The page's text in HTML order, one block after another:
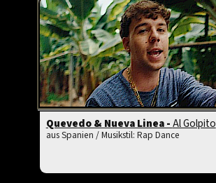
Quevedo & Nueva Linea -Al Golpito
aus Spanien / Musikstil: Rap Dance